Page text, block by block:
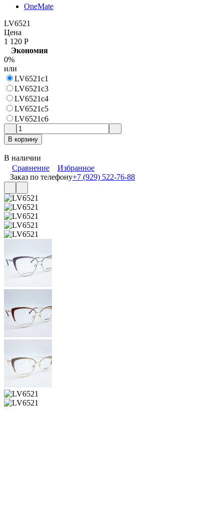
OneMate
LV6521
Цена
1 120 Р
Экономия
0%
или
LV6521c1
LV6521c3
LV6521c4
LV6521c5
LV6521c6
В корзину
В наличии
Сравнение
Избранное
Заказ по телефону+7 (929) 522-76-88